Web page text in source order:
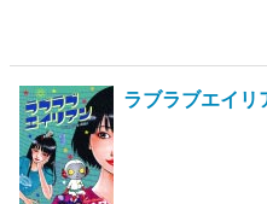
ラブラブエイリ